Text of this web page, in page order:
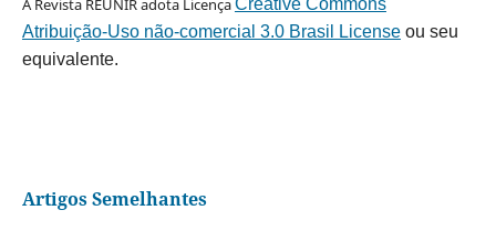
A Revista REUNIR adota LicençaCreative Commons
Atribuição-Uso não-comercial 3.0 Brasil Licenseou seu
equivalente.
Artigos Semelhantes